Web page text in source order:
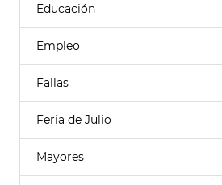
Educación
Empleo
Fallas
Feria de Julio
Mayores